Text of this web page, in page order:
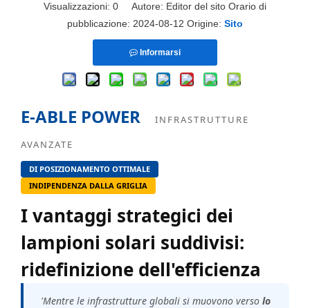
Visualizzazioni: 0 Autore: Editor del sito Orario di
pubblicazione: 2024-08-12 Origine: Sito
Informarsi
E-ABLE POWER
INFRASTRUTTURE
AVANZATE
DI POSIZIONAMENTO OTTIMALE
INDIPENDENZA DALLA GRIGLIA
I vantaggi strategici dei
lampioni solari suddivisi:
ridefinizione dell'efficienza
'Mentre le infrastrutture globali si muovono verso lo